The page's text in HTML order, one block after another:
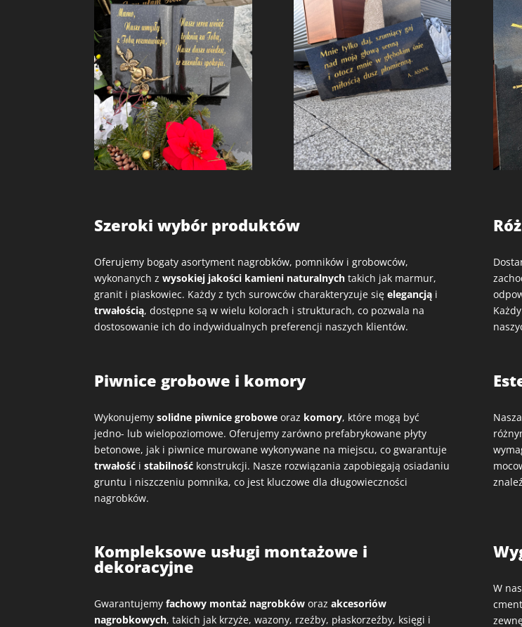
Szeroki wybór produktów
Oferujemy bogaty asortyment nagrobków, pomników i grobowców,
wykonanych zwysokiej jakości kamieni naturalnych takich jak marmur,
granit i piaskowiec. Każdy z tych surowców charakteryzuje sięelegancją i
trwałością, dostępne są w wielu kolorach i strukturach, co pozwala na
dostosowanie ich do indywidualnych preferencji naszych klientów.
Piwnice grobowe i komory
Wykonujemysolidne piwnice grobowe oraz komory, które mogą być
jedno- lub wielopoziomowe. Oferujemy zarówno prefabrykowane płyty
betonowe, jak i piwnice murowane wykonywane na miejscu, co gwarantuje
trwałość istabilność konstrukcji. Nasze rozwiązania zapobiegają osiadaniu
gruntu i niszczeniu pomnika, co jest kluczowe dla długowieczności
nagrobków.
Kompleksowe usługi montażowe i
dekoracyjne
Gwarantujemyfachowy montaż nagrobków orazakcesoriów
nagrobkowych, takich jak krzyże, wazony, rzeźby, płaskorzeźby, księgi i
W